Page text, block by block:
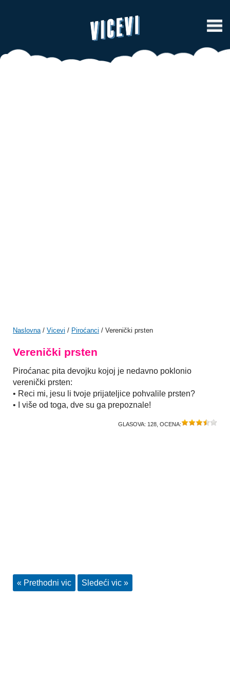
Naslovna/ Vicevi / Piroćanci / Verenički prsten
Verenički prsten
Piroćanac pita devojku kojoj je nedavno poklonio
verenički prsten:
• Reci mi, jesu li tvoje prijateljice pohvalile prsten?
• I više od toga, dve su ga prepoznale!
GLASOVA: 128 , OCENA:
« Prethodni vic Sledeći vic »